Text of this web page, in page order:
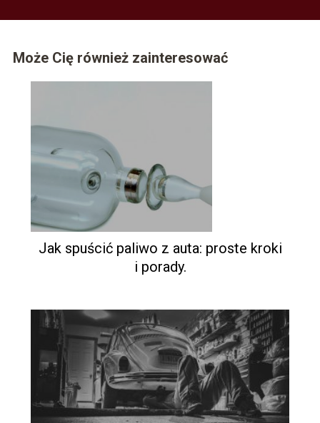
Może Cię również zainteresować
Jak spuścić paliwo z auta: proste kroki
i porady.